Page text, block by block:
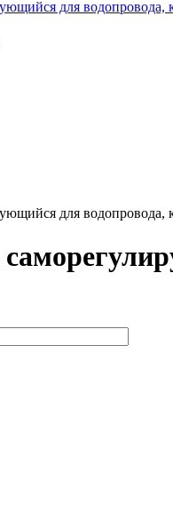
для водопровода,
для водопровода,